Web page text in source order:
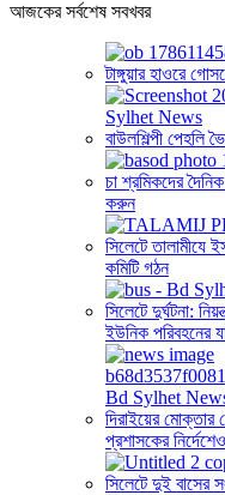
আজকের সর্বশেষ সবখবর
টাঙ্গুয়ার হাওরে
বাউলশিল্পী পেহলি
চা শ্রমিকদের
করুন
সিলেটে তালামীযে
কমিটি গঠন
সিলেটে দুর্ঘটনা:
ইউনিক পরিবহনের
দিরাইয়ের মোক্তার
প্রশাসকের
সিলেটে দুই বাসের